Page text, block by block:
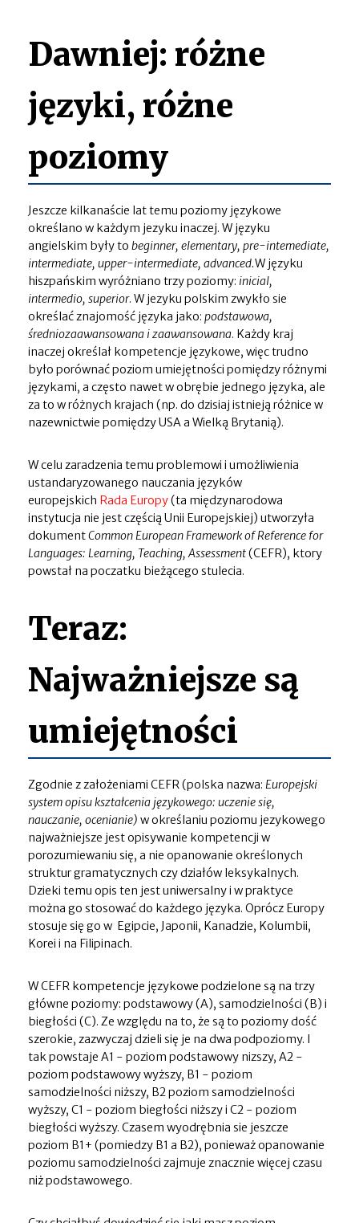
Dawniej: różne
języki, różne
poziomy
Jeszcze kilkanaście lat temu poziomy językowe
określano w każdym jezyku inaczej. W języku
angielskim były tobeginner, elementary, pre-intemediate,
intermediate, upper-intermediate, advanced.W języku
hiszpańskim wyróżniano trzy poziomy: inicial,
intermedio, superior. W jezyku polskim zwykło sie
określać znajomość języka jako:podstawowa,
średniozaawansowana i zaawansowana. Każdy kraj
inaczej określał kompetencje językowe, więc trudno
było porównać poziom umiejętności pomiędzy różnymi
językami, a często nawet w obrębie jednego języka, ale
za to w różnych krajach (np. do dzisiaj istnieją różnice w
nazewnictwie pomiędzy USA a Wielką Brytanią).
W celu zaradzenia temu problemowi i umożliwienia
ustandaryzowanego nauczania języków
europejskich Rada Europy(ta międzynarodowa
instytucja nie jest częścią Unii Europejskiej) utworzyła
dokumentCommon European Framework of Reference for
Languages: Learning, Teaching, Assessment(CEFR), ktory
powstał na poczatku bieżącego stulecia.
Teraz:
Najważniejsze są
umiejętności
Zgodnie z założeniami CEFR (polska nazwa:Europejski
system opisu kształcenia językowego: uczenie się,
nauczanie, ocenianie) w określaniu poziomu jezykowego
najważniejsze jest opisywanie kompetencji w
porozumiewaniu się, a nie opanowanie określonych
struktur gramatycznych czy działów leksykalnych.
Dzieki temu opis ten jest uniwersalny i w praktyce
można go stosować do każdego języka. Oprócz Europy
stosuje się go w Egipcie, Japonii, Kanadzie, Kolumbii,
Korei i na Filipinach.
W CEFR kompetencje językowe podzielone są na trzy
główne poziomy: podstawowy (A), samodzielności (B) i
biegłości (C). Ze względu na to, że są to poziomy dość
szerokie, zazwyczaj dzieli się je na dwa podpoziomy. I
tak powstaje A1 - poziom podstawowy nizszy, A2 -
poziom podstawowy wyższy, B1 - poziom
samodzielności niższy, B2 poziom samodzielności
wyższy, C1 - poziom biegłości niższy i C2 - poziom
biegłości wyższy. Czasem wyodrębnia sie jeszcze
poziom B1+ (pomiedzy B1 a B2), ponieważ opanowanie
poziomu samodzielności zajmuje znacznie więcej czasu
niż podstawowego.